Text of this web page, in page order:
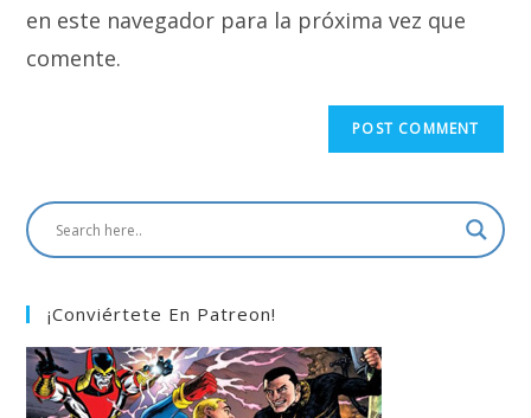
en este navegador para la próxima vez que
comente.
¡Conviértete En Patreon!